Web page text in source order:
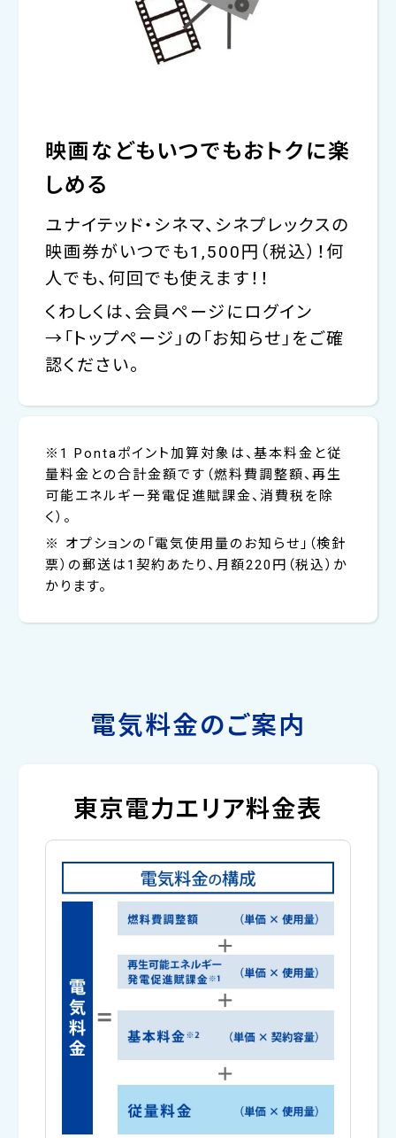
映画などもいつでもおトクに楽
しめる
ユナイテッド・シネマ、シネプレックスの
映画券がいつでも1,500円（税込）！何
人でも、何回でも使えます！！
くわしくは、会員ページにログイン
→「トップページ」の「お知らせ」をご確
認ください。
※1 Pontaポイント加算対象は、基本料金と従
量料金との合計金額です（燃料費調整額、再生
可能エネルギー発電促進賦課金、消費税を除
く）。
※ オプションの「電気使用量のお知らせ」（検針
票）の郵送は1契約あたり、月額220円（税込）か
かります。
電気料金のご案内
東京電力エリア料金表